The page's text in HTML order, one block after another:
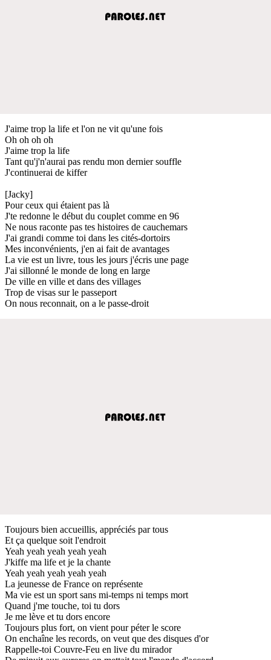
J'aime trop la life et l'on ne vit qu'une fois
Oh oh oh oh
J'aime trop la life
Tant qu'j'n'aurai pas rendu mon dernier souffle
J'continuerai de kiffer
[Jacky]
Pour ceux qui étaient pas là
J'te redonne le début du couplet comme en 96
Ne nous raconte pas tes histoires de cauchemars
J'ai grandi comme toi dans les cités-dortoirs
Mes inconvénients, j'en ai fait de avantages
La vie est un livre, tous les jours j'écris une page
J'ai sillonné le monde de long en large
De ville en ville et dans des villages
Trop de visas sur le passeport
On nous reconnait, on a le passe-droit
Toujours bien accueillis, appréciés par tous
Et ça quelque soit l'endroit
Yeah yeah yeah yeah yeah
J'kiffe ma life et je la chante
Yeah yeah yeah yeah yeah
La jeunesse de France on représente
Ma vie est un sport sans mi-temps ni temps mort
Quand j'me touche, toi tu dors
Je me lève et tu dors encore
Toujours plus fort, on vient pour péter le score
On enchaîne les records, on veut que des disques d'or
Rappelle-toi Couvre-Feu en live du mirador